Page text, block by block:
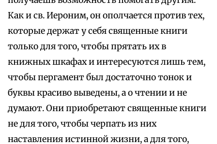
Как и св. Иероним, он ополчается против тех,
которые держат у себя священные книги
только для того, чтобы прятать их в
книжных шкафах и интересуются лишь тем,
чтобы пергамент был достаточно тонок и
буквы красиво выведены, а о чтении и не
думают. Они приобретают священные книги
не для того, чтобы черпать из них
наставления истинной жизни, а для того,